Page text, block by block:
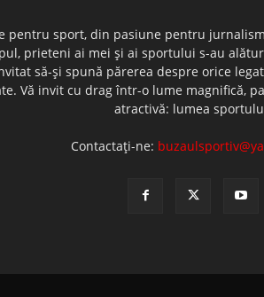
pentru sport, din pasiune pentru
prieteni ai mei şi ai sportului s-au
să-şi spună părerea despre orice
Vă invit cu drag într-o lume magnifică,
atractivă: lumea
Contactați-ne: